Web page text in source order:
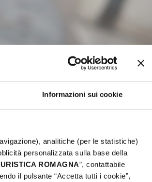
Informazioni sui cookie
analitiche (per le statistiche)
personalizzata sulla base della
ROMAGNA”, contattabile
il pulsante “Accetta tutti i cookie”,